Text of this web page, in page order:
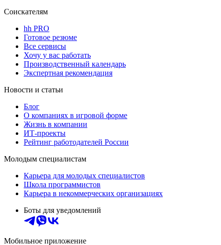
Соискателям
hh PRO
Готовое резюме
Все сервисы
Хочу у вас работать
Производственный календарь
Экспертная рекомендация
Новости и статьи
Блог
О компаниях в игровой форме
Жизнь в компании
ИТ-проекты
Рейтинг работодателей России
Молодым специалистам
Карьера для молодых специалистов
Школа программистов
Карьера в некоммерческих организациях
Боты для уведомлений
Мобильное приложение